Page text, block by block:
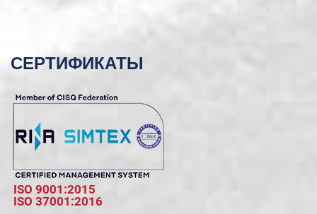
СЕРТИФИКАТЫ
ISO 9001:2015
ISO 37001:2016